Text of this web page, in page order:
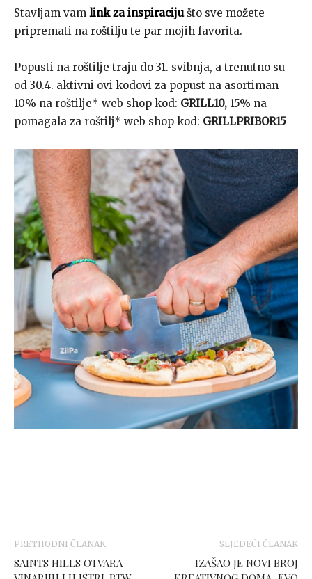
Stavljam vam link za inspiracijušto sve možete
pripremati na roštilju te par mojih favorita.
Popusti na roštilje traju do 31. svibnja, a trenutno su
od 30.4. aktivni ovi kodovi za popust na asortiman
10% na roštilje* web shop kod: GRILL10, 15% na
pomagala za roštilj* web shop kod: GRILLPRIBOR15
PRETHODNI ČLANAK
SAINTS HILLS OTVARA
SLJEDEĆI ČLANAK
IZAŠAO JE NOVI BROJ